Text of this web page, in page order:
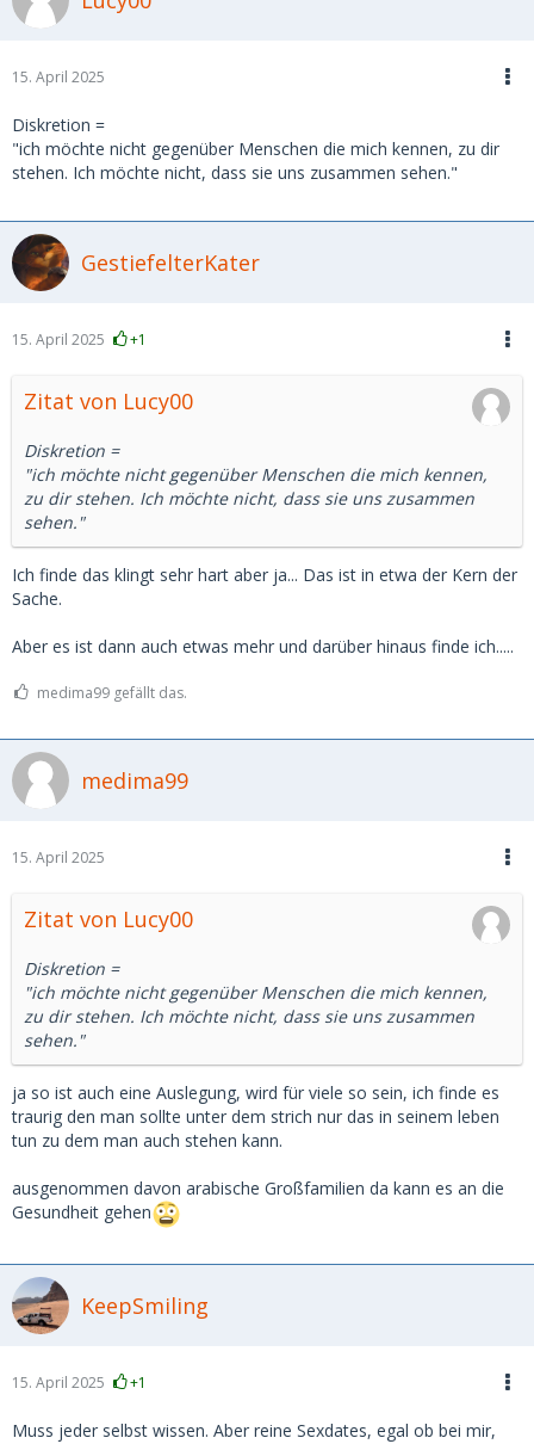
Das mag auf dem Land anders sein.
15. April 2025
Diskretion =
"ich möchte nicht gegenüber Menschen die mich kennen, zu dir
stehen. Ich möchte nicht, dass sie uns zusammen sehen."
GestiefelterKater
15. April 2025 +1
Zitat von Lucy00
Diskretion =
"ich möchte nicht gegenüber Menschen die mich kennen,
zu dir stehen. Ich möchte nicht, dass sie uns zusammen
sehen."
Ich finde das klingt sehr hart aber ja... Das ist in etwa der Kern der
Sache.
Aber es ist dann auch etwas mehr und darüber hinaus finde ich.....
medima99 gefällt das.
medima99
15. April 2025
Zitat von Lucy00
Diskretion =
"ich möchte nicht gegenüber Menschen die mich kennen,
zu dir stehen. Ich möchte nicht, dass sie uns zusammen
sehen."
ja so ist auch eine Auslegung, wird für viele so sein, ich finde es
traurig den man sollte unter dem strich nur das in seinem leben
tun zu dem man auch stehen kann.
ausgenommen davon arabische Großfamilien da kann es an die
Gesundheit gehen
KeepSmiling
15. April 2025 +1
Muss jeder selbst wissen. Aber reine Sexdates, egal ob bei mir,